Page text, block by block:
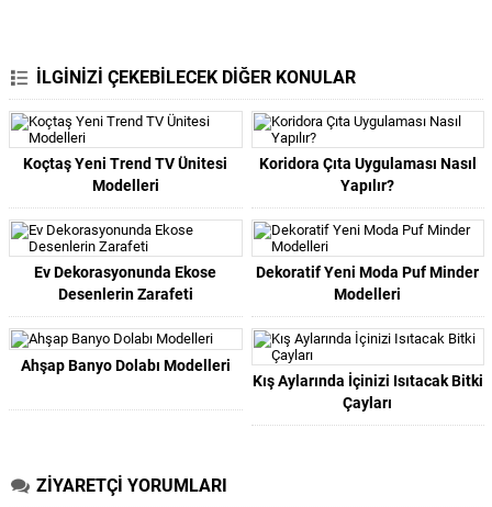
İLGİNİZİ ÇEKEBİLECEK DİĞER KONULAR
Koçtaş Yeni Trend TV Ünitesi
Modelleri
Koridora Çıta Uygulaması Nasıl
Yapılır?
Ev Dekorasyonunda Ekose
Desenlerin Zarafeti
Dekoratif Yeni Moda Puf Minder
Modelleri
Ahşap Banyo Dolabı Modelleri
Kış Aylarında İçinizi Isıtacak Bitki
Çayları
ZİYARETÇİ YORUMLARI